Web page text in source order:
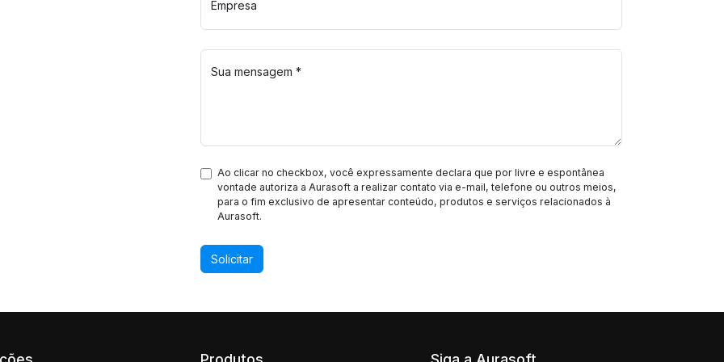
Empresa
Sua mensagem *
Ao clicar no checkbox, você expressamente declara que por livre e espontânea
vontade autoriza a Aurasoft a realizar contato via e-mail, telefone ou outros meios,
para o fim exclusivo de apresentar conteúdo, produtos e serviços relacionados à
Aurasoft.
Solicitar